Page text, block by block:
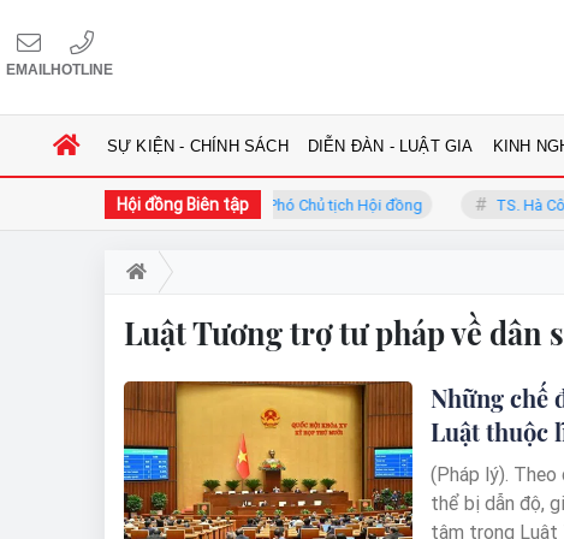
EMAILHOTLINE
SỰ KIỆN - CHÍNH SÁCH DIỄN ĐÀN - LUẬT GIA KINH
Hội đồng Biên tập
GS.TS. Phan Trung Lý - Phó Chủ tịch Hội đồng TS. Hà Công
Luật Tương trợ tư pháp về dân
Những chế
Luật thuộc
(Pháp lý).
thể bị dẫn độ,
tâm trong Luật